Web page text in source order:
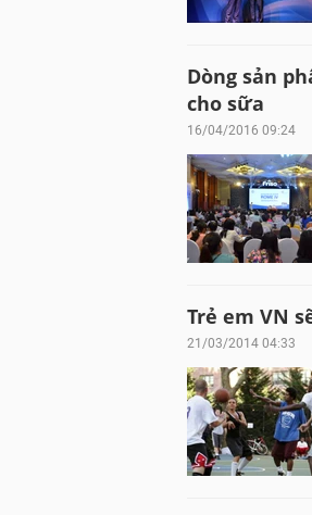
Dòng sản
cho sữa
16/04/2016 09:24
Trẻ em VN
21/03/2014 04:33